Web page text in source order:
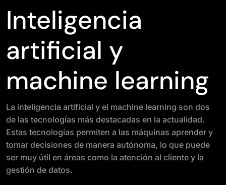
Inteligencia
artificial y
machine learning
La inteligencia artificial y el machine learning son dos
de las tecnologías más destacadas en la actualidad.
Estas tecnologías permiten a las máquinas aprender y
tomar decisiones de manera autónoma, lo que puede
ser muy útil en áreas como la atención al cliente y la
gestión de datos.